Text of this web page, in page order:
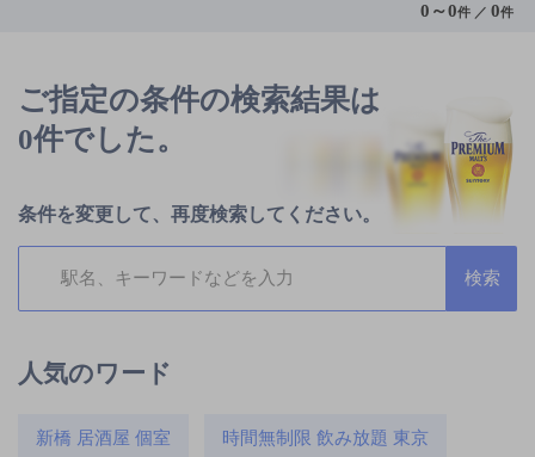
0 ～0件 ／0件
ご指定の条件の検索結果は
0件でした。
条件を変更して、再度検索してください。
人気のワード
新橋 居酒屋 個室 時間無制限 飲み放題 東京